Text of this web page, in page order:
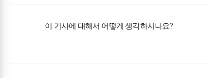
이 기사에 대해서 어떻게 생각하시나요?